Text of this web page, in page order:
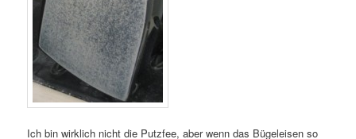
Ich bin wirklich nicht die Putzfee, aber wenn das Bügeleisen so